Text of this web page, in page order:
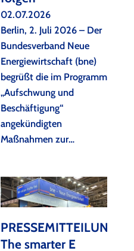
02.07.2026
Berlin, 2. Juli 2026 – Der
Bundesverband Neue
Energiewirtschaft (bne)
begrüßt die im Programm
„Aufschwung und
Beschäftigung“
angekündigten
Maßnahmen zur…
PRESSEMITTEILUNG:
The smarter E